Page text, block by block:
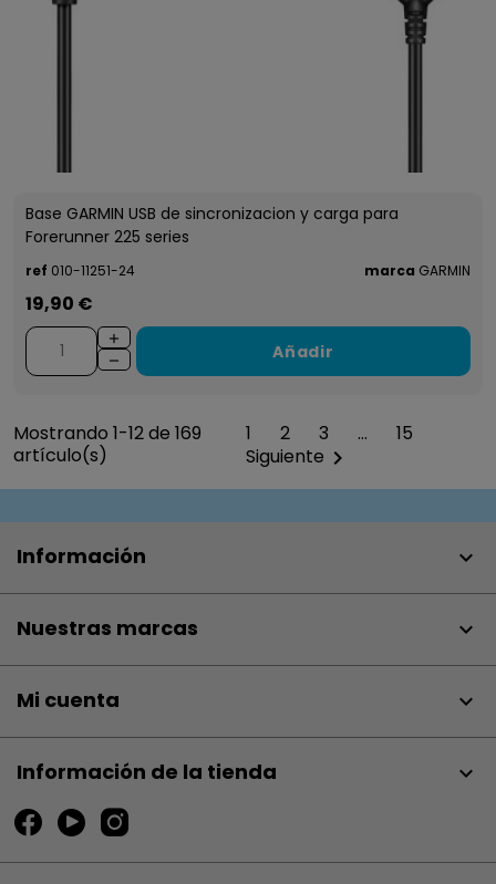
Base GARMIN USB de sincronizacion y carga para
Forerunner 225 series
ref 010-11251-24 marca GARMIN
19,90 €
Añadir
Mostrando 1-12 de 169
artículo(s)
1 2 3 …
15
Siguiente 
Información 
Nuestras marcas 
Mi cuenta 
Información de la tienda keyboard_arrow_down